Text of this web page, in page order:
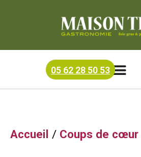
05 62 28 50 53
Coffrets / Epicerie fine/
Accueil / Coups de cœur